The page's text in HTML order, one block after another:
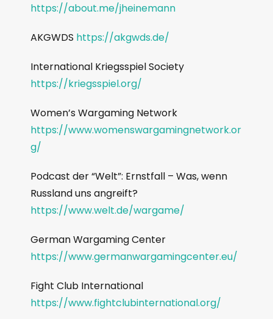
https://about.me/jheinemann
AKGWDS https://akgwds.de/
International Kriegsspiel Society
https://kriegsspiel.org/
Women’s Wargaming Network
https://www.womenswargamingnetwork.or
g/
Podcast der “Welt”: Ernstfall – Was, wenn
Russland uns angreift?
https://www.welt.de/wargame/
German Wargaming Center
https://www.germanwargamingcenter.eu/
Fight Club International
https://www.fightclubinternational.org/